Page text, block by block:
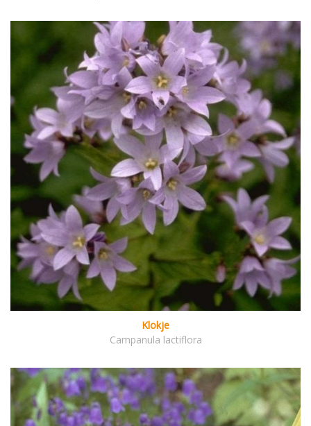
Klokje
Campanula lactiflora